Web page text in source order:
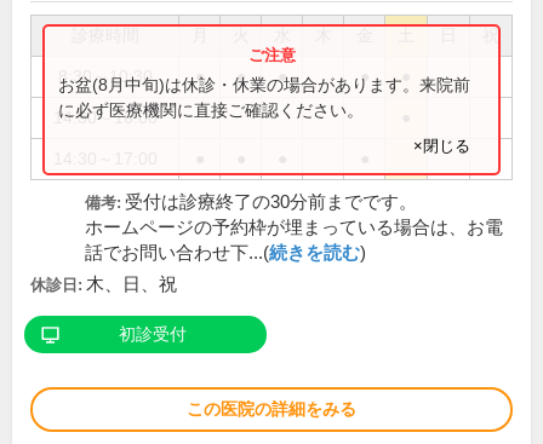
祝
8:30～10:30 ● ● ● ●
14:30～16:00
お盆(8月中旬)は休診・休業の場合があります。来院前
に必ず医療機関に直接ご確認ください。
×閉じる
備考: 受付は診療終了の30分前までです。
ホームページの予約枠が埋まっている場合は、お電
話でお問い合わせ下...(続きを読む)
休診日: 木、日、祝
初診受付
この医院の詳細をみる